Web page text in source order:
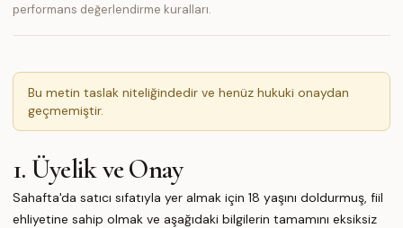
performans değerlendirme kuralları.
Bu metin taslak niteliğindedir ve henüz hukuki onaydan
geçmemiştir.
1. Üyelik ve Onay
Sahafta'da satıcı sıfatıyla yer almak için 18 yaşını doldurmuş, fiil
ehliyetine sahip olmak ve aşağıdaki bilgilerin tamamını eksiksiz